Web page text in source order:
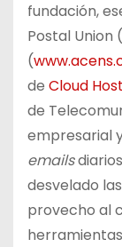
fundación,
Postal Union
(
de Cloud
de
empresarial
emails
desvelado
provecho al